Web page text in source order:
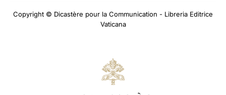
Copyright © Dicastère pour la Communication - Libreria Editrice
Vaticana